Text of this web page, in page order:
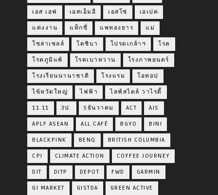
เอส เอฟ เอสเอ็มอี เอสโซ่ เอเปค
แต่งงาน แท็กซี่ แพทองธาร แม่
โซล่าเซลล์ โตชิบา โปรดเกล้าฯ โรค
โรคภูมิแพ้ โรคเบาหวาน โรงภาพยนตร์
โรงเรียนนานาชาติ โรงแรม โอทอป
ไข้หวัดใหญ่ ไฟฟ้า ไลฟ์สไตล์ วาไรตี้
11.11 3ป. 5ธันวาคม ACT AIS
APLF ASEAN ALL CAFÉ BGYO BINI
BLACKPINK BENQ BRITISH COLUMBIA
CPI CLIMATE ACTION COFFEE JOURNEY
DIT DITP DEPOT FWD GARMIN
GI MARKET GISTDA GREEN ACTIVE